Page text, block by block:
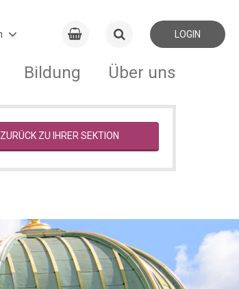
LOGIN
Bildung Über uns
ZURÜCK ZU IHRER SEKTION